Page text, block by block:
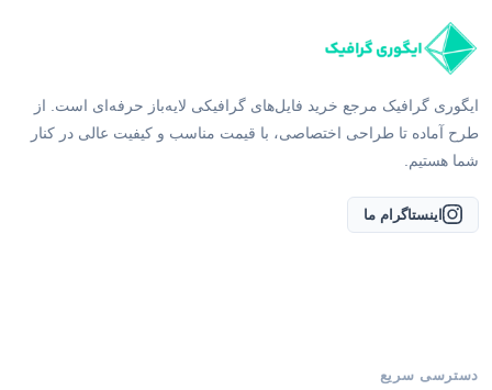
طرح آماده تا طراحی اختصاصی، با قیمت مناسب و کیفیت عالی در کنار
شما هستیم.
اینستاگرام ما